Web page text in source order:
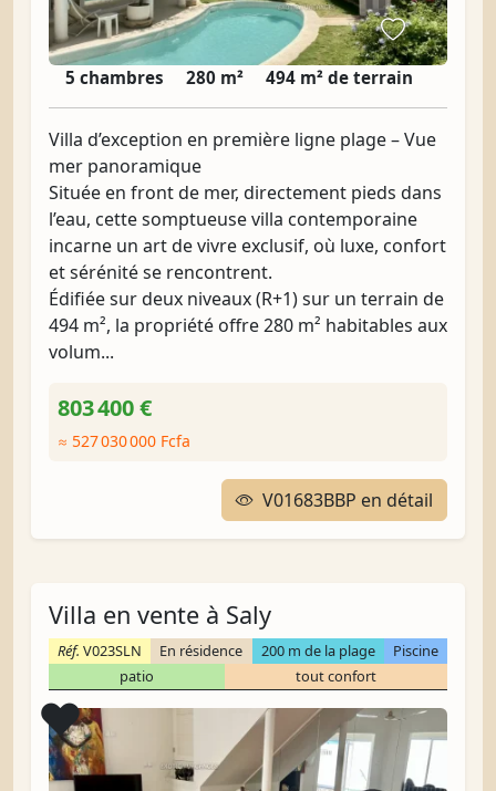
5 chambres 280 m² 494 m² de terrain
Villa d’exception en première ligne plage – Vue
mer panoramique
Située en front de mer, directement pieds dans
l’eau, cette somptueuse villa contemporaine
incarne un art de vivre exclusif, où luxe, confort
et sérénité se rencontrent.
Édifiée sur deux niveaux (R+1) sur un terrain de
494 m², la propriété offre 280 m² habitables aux
volum...
803 400 €
≈ 527 030 000 Fcfa
V01683BBP en détail
Villa en vente à Saly
Réf. V023SLN En résidence 200 m de la plage
Piscine
patio
tout confort
❤️Coup de cœur